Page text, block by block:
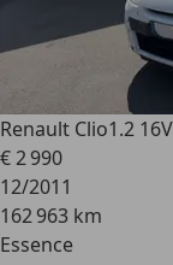
Renault Clio1.2
€ 2 990
12/2011
162 963 km
Essence